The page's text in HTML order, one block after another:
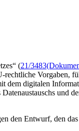
(21/3483
Vorgaben,
digitalen
und
den Entwurf, den